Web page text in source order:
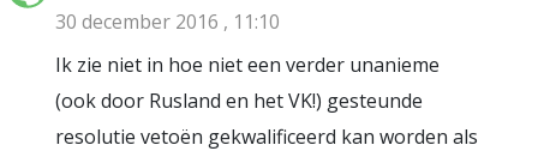
30 december 2016 , 11:10
Ik zie niet in hoe niet een verder unanieme
(ook door Rusland en het VK!) gesteunde
resolutie vetoën gekwalificeerd kan worden als